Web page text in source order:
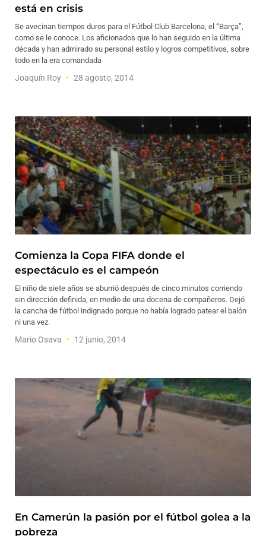
está en crisis
Se avecinan tiempos duros para el Fútbol Club Barcelona, el “Barça”,
como se le conoce. Los aficionados que lo han seguido en la última
década y han admirado su personal estilo y logros competitivos, sobre
todo en la era comandada
Joaquín Roy 28 agosto, 2014
Comienza la Copa FIFA donde el
espectáculo es el campeón
El niño de siete años se aburrió después de cinco minutos corriendo
sin dirección definida, en medio de una docena de compañeros. Dejó
la cancha de fútbol indignado porque no había logrado patear el balón
ni una vez.
Mario Osava 12 junio, 2014
En Camerún la pasión por el fútbol golea a la
pobreza